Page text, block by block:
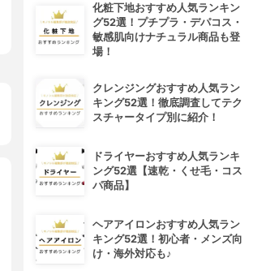
化粧下地おすすめ人気ランキン
グ52選！プチプラ・デパコス・
敏感肌向けナチュラル商品も登
場！
クレンジングおすすめ人気ラン
キング52選！徹底調査してテク
スチャータイプ別に紹介！
ドライヤーおすすめ人気ランキ
ング52選【速乾・くせ毛・コス
パ商品】
ヘアアイロンおすすめ人気ラン
キング52選！初心者・メンズ向
け・海外対応も♪